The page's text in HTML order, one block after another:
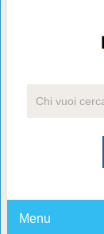
Menu